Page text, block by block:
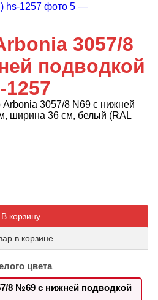
3057/8
подводкой
3057/8 N69 с нижней
ширина 36 см, белый (RAL
В корзину
в корзине
цвета
8 №69 с нижней подводкой